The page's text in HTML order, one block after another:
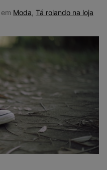
Moda Tá rolando na loja